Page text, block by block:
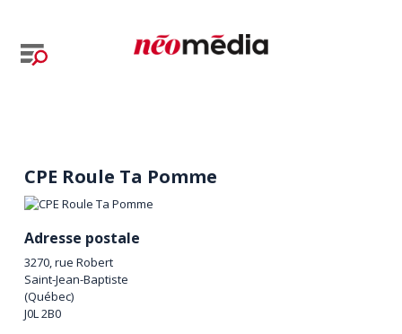
CPE Roule Ta Pomme
Adresse postale
3270, rue Robert
Saint-Jean-Baptiste
(Québec)
J0L 2B0